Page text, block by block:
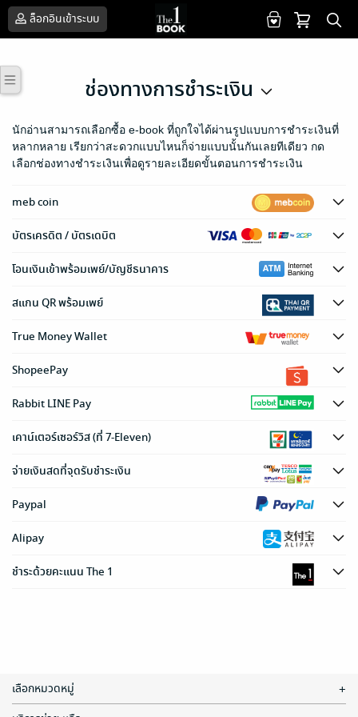
ล็อกอินเข้าระบบ
ช่องทางการชำระเงิน
นักอ่านสามารถเลือกซื้อ e-book ที่ถูกใจได้ผ่านรูปแบบการชำระเงินที่
หลากหลาย เรียกว่าสะดวกแบบไหนก็จ่ายแบบนั้นกันเลยทีเดียว กด
เลือกช่องทางชำระเงินเพื่อดูรายละเอียดขั้นตอนการชำระเงิน
meb coin
บัตรเครดิต / บัตรเดบิต
โอนเงินเข้าพร้อมเพย์/บัญชีธนาคาร
สแกน QR พร้อมเพย์
True Money Wallet
ShopeePay
Rabbit LINE Pay
เคาน์เตอร์เซอร์วิส (ที่ 7-Eleven)
จ่ายเงินสดที่จุดรับชำระเงิน
Paypal
Alipay
ชำระด้วยคะแนน The 1
เลือกหมวดหมู่ +